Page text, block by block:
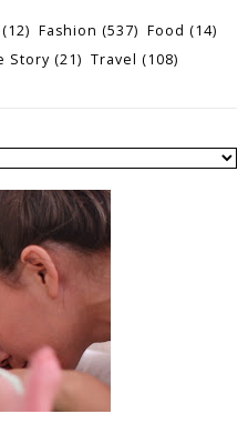
(12) Fashion (537) Food (14)
Story (21) Travel (108)